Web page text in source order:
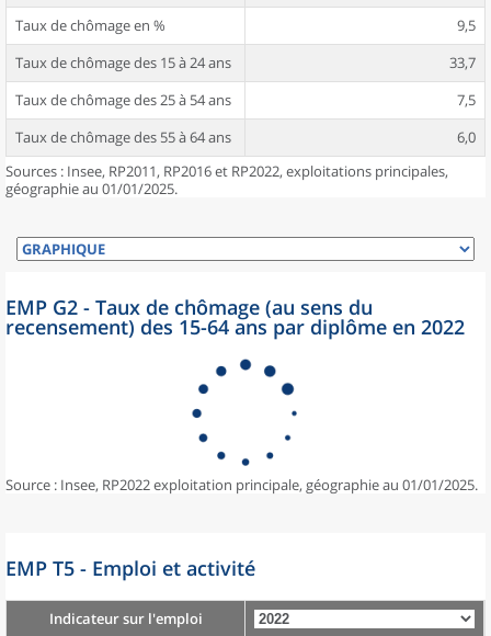
Taux de chômage en %
9,5
Taux de chômage des 15 à 24 ans
33,7
Taux de chômage des 25 à 54 ans
7,5
Taux de chômage des 55 à 64 ans
6,0
Sources : Insee, RP2011, RP2016 et RP2022, exploitations principales,
géographie au 01/01/2025.
EMP G2 - Taux de chômage (au sens du
recensement) des 15-64 ans par diplôme en 2022
Source : Insee, RP2022 exploitation principale, géographie au 01/01/2025.
EMP T5 - Emploi et activité
Indicateur sur l'emploi